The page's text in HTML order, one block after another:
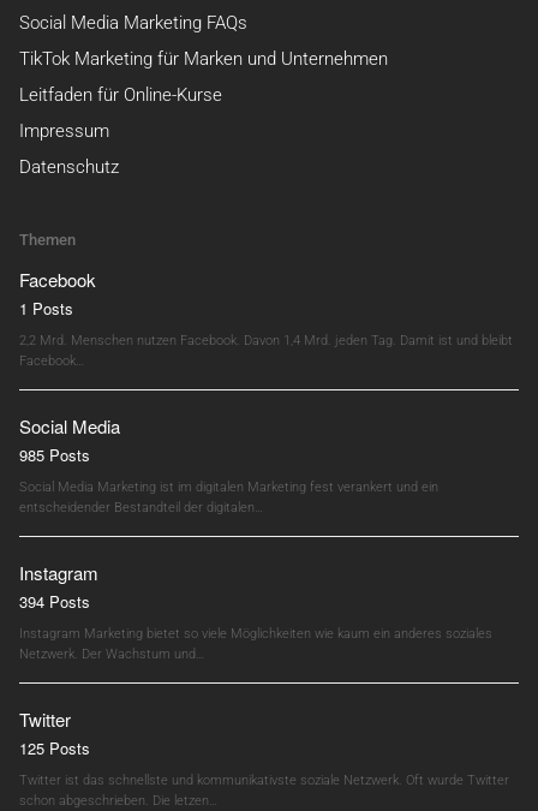
Social Media Marketing FAQs
TikTok Marketing für Marken und Unternehmen
Leitfaden für Online-Kurse
Impressum
Datenschutz
Themen
Facebook
1 Posts
2,2 Mrd. Menschen nutzen Facebook. Davon 1,4 Mrd. jeden Tag. Damit ist und bleibt
Facebook…
Social Media
985 Posts
Social Media Marketing ist im digitalen Marketing fest verankert und ein
entscheidender Bestandteil der digitalen…
Instagram
394 Posts
Instagram Marketing bietet so viele Möglichkeiten wie kaum ein anderes soziales
Netzwerk. Der Wachstum und…
Twitter
125 Posts
Twitter ist das schnellste und kommunikativste soziale Netzwerk. Oft wurde Twitter
schon abgeschrieben. Die letzen…